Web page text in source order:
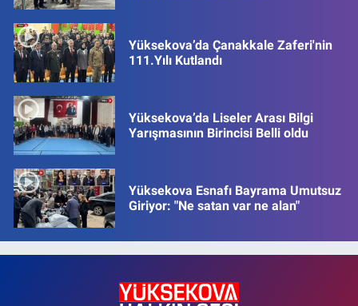
Yüksekova’da Çanakkale Zaferi'nin
111.Yılı Kutlandı
Yüksekova’da Liseler Arası Bilgi
Yarışmasının Birincisi Belli oldu
Yüksekova Esnafı Bayrama Umutsuz
Giriyor: "Ne satan var ne alan"